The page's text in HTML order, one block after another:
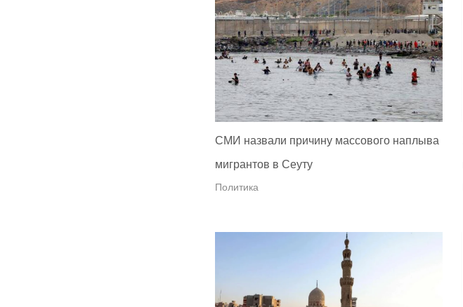
СМИ назвали причину массового наплыва
мигрантов в Сеуту
Политика